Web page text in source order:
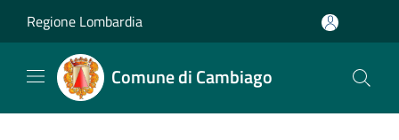
Regione Lombardia
Comune di Cambiago